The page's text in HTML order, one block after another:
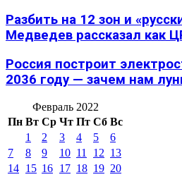
Разбить на 12 зон и
Медведев рассказал как
Россия построит
2036 году — зачем нам
Февраль 2022
Пн Вт Ср Чт Пт Сб Вс
1
2 3 4 5
6
7
8 9 10 11 12 13
14 15 16 17 18 19 20